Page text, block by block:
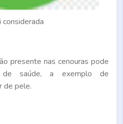
presente nas cenouras pode
de saúde, a exemplo de
de pele.